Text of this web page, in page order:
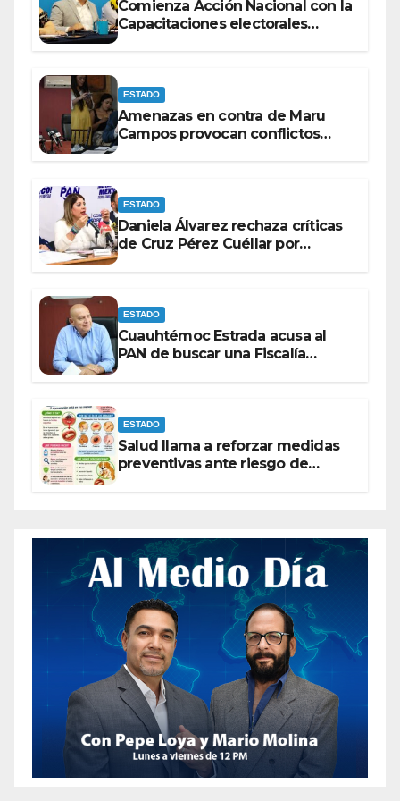
Comienza Acción Nacional con la
Capacitaciones electorales
ESTADO
Amenazas en contra de Maru
Campos provocan conflictos
ESTADO
Daniela Álvarez rechaza críticas
de Cruz Pérez Cuéllar por
ESTADO
Cuauhtémoc Estrada acusa al
PAN de buscar una Fiscalía
ESTADO
Salud llama a reforzar medidas
preventivas ante riesgo de